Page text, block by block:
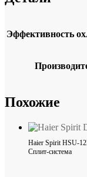
Эффективность
Похожие
Haier Spirit HSU-
Сплит-система